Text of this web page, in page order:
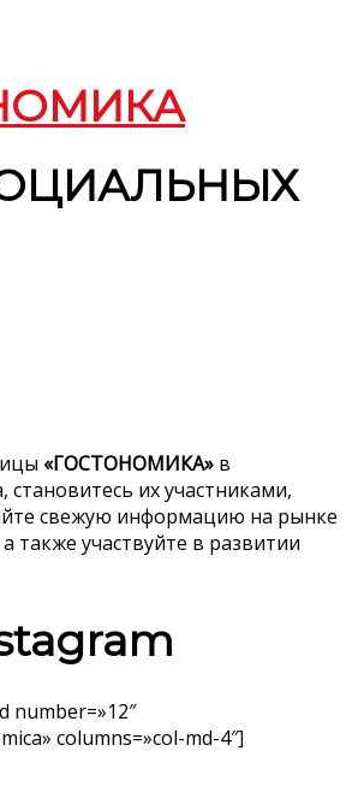
«ГОСТОНОМИКА» в
их участниками,
свежую информацию на рынке
также участвуйте в развитии
number=»12″
columns=»col-md-4″]